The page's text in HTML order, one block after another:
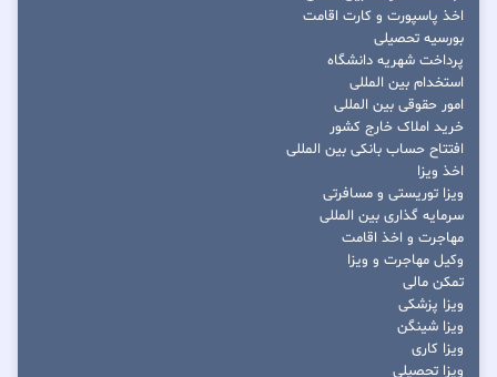
اخذ پاسپورت و کارت اقامت
بورسیه تحصیلی
پرداخت شهریه دانشگاه
استخدام بین المللی
امور حقوقی بین المللی
خرید املاک خارج کشور
افتتاح حساب بانکی بین المللی
اخذ ویزا
ویزا توریستی و مسافرتی
سرمایه گذاری بین المللی
مهاجرت و اخذ اقامت
وکیل مهاجرت و ویزا
تمکن مالی
ویزا پزشکی
ویزا شینگن
ویزا کاری
ویزا تحصیلی